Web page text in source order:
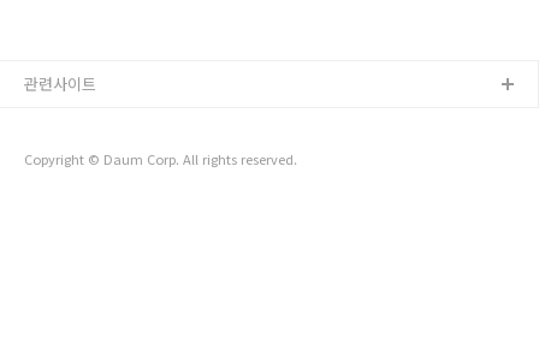
Copyright © Daum Corp. All rights reserved.
관련사이트